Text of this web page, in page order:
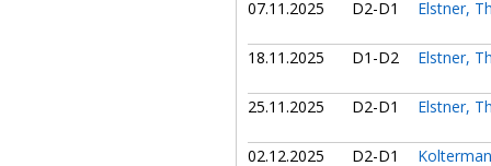
07.11.2025 D2-D1 Elstner,
18.11.2025 D1-D2 Elstner,
25.11.2025 D2-D1 Elstner,
02.12.2025 D2-D1